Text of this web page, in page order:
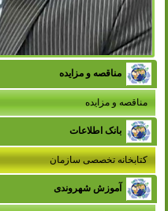
مناقصه و مزایده
مناقصه و مزایده
بانک اطلاعات
کتابخانه تخصصی سازمان
آموزش شهروندی